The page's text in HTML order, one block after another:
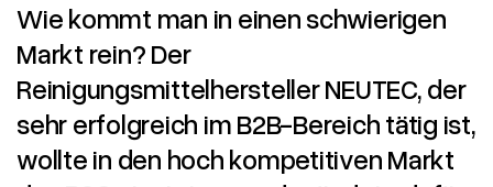
Wie kommt man in einen schwierigen
Markt rein? Der
Reinigungsmittelhersteller NEUTEC, der
sehr erfolgreich im B2B-Bereich tätig ist,
wollte in den hoch kompetitiven Markt